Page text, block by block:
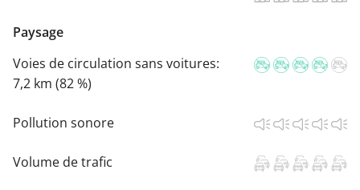
Paysage
Voies de circulation sans voitures:
7,2 km (82 %)
Pollution sonore
Volume de trafic